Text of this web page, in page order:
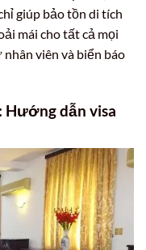
giúp bảo tồn di tích
mái cho tất cả mọi
viên và biển báo
Hướng dẫn visa